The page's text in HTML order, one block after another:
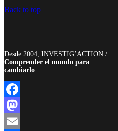
Compartir
Back to top
Desde 2004, INVESTIG’ACTION /
Comprender el mundo para
cambiarlo
Facebook
Mastodon